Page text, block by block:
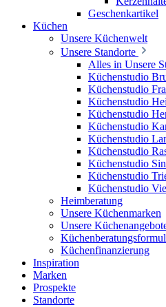
Geschenkartikel
Küchen
Unsere Küchenwelt
Unsere Standorte
Alles in Unsere
Küchenstudio
Küchenstudio
Küchenstudio
Küchenstudio
Küchenstudio
Küchenstudio
Küchenstudio
Küchenstudio
Küchenstudio
Küchenstudio
Heimberatung
Unsere Küchenmarken
Unsere
Küchenfinanzierung
Inspiration
Marken
Prospekte
Standorte